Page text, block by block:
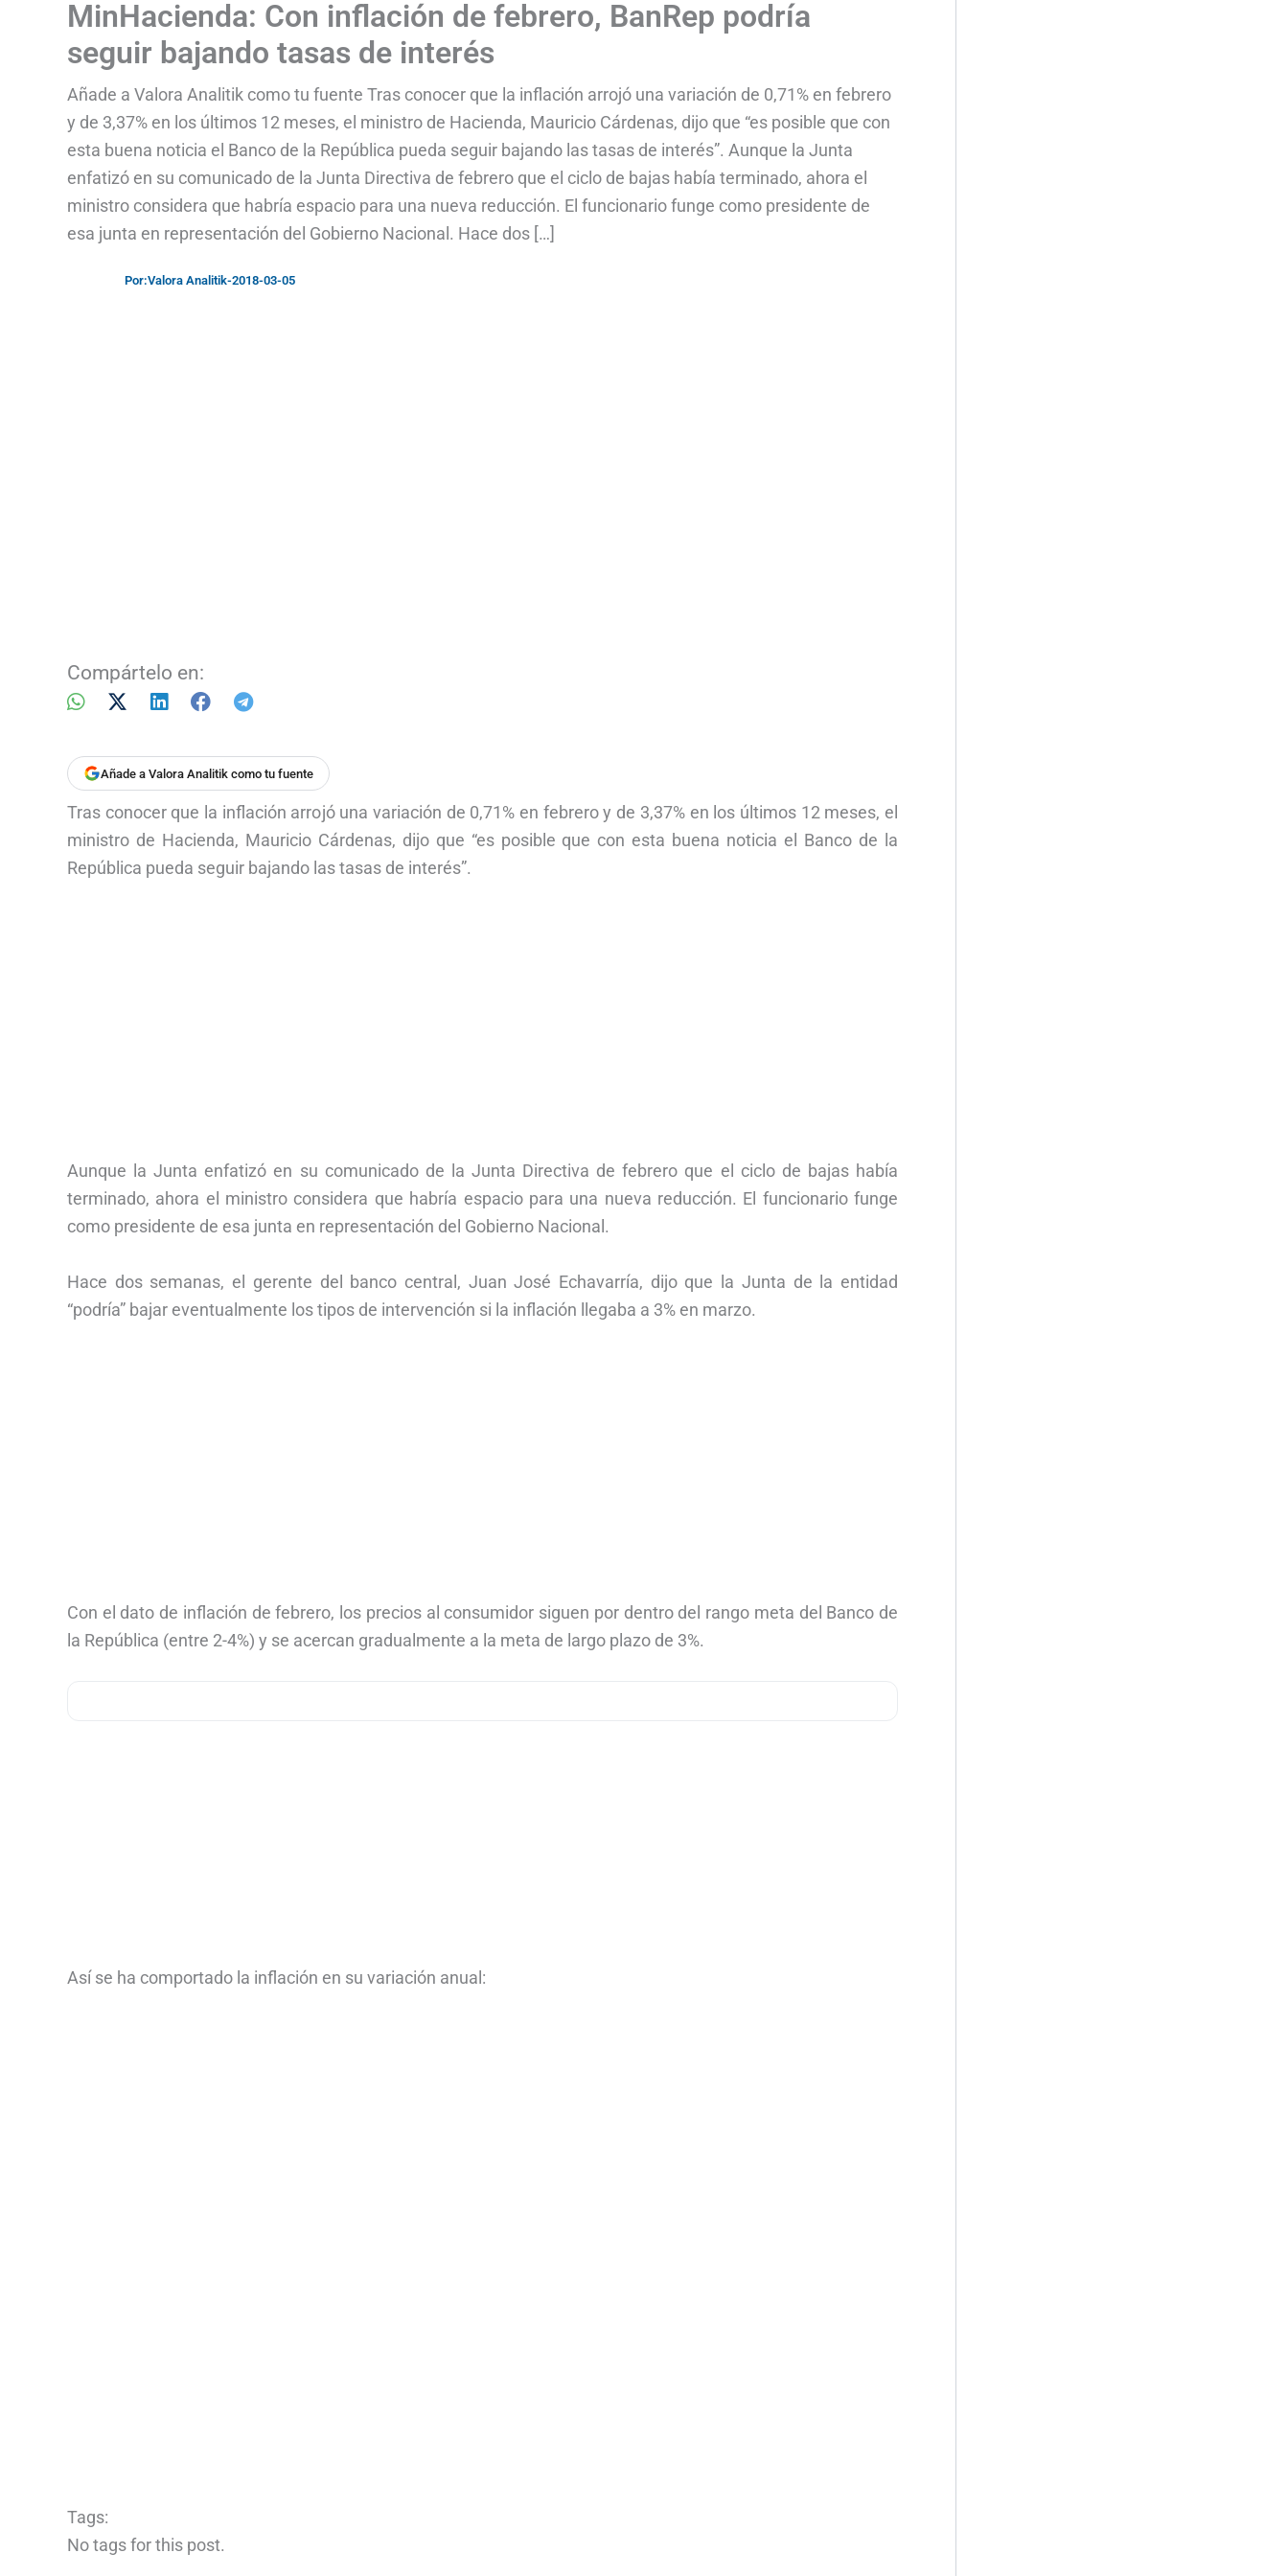
MinHacienda: Con inflación de febrero, BanRep podría
seguir bajando tasas de interés
Añade a Valora Analitik como tu fuente Tras conocer que la inflación arrojó una variación de 0,71% en febrero
y de 3,37% en los últimos 12 meses, el ministro de Hacienda, Mauricio Cárdenas, dijo que “es posible que con
esta buena noticia el Banco de la República pueda seguir bajando las tasas de interés”. Aunque la Junta
enfatizó en su comunicado de la Junta Directiva de febrero que el ciclo de bajas había terminado, ahora el
ministro considera que habría espacio para una nueva reducción. El funcionario funge como presidente de
esa junta en representación del Gobierno Nacional. Hace dos […]
Por:Valora Analitik-2018-03-05
Compártelo en:
Añade a Valora Analitik como tu fuente
Tras conocer que la inflación arrojó una variación de 0,71% en febrero y de 3,37% en los últimos 12 meses, el
ministro de Hacienda, Mauricio Cárdenas, dijo que “es posible que con esta buena noticia el Banco de la
República pueda seguir bajando las tasas de interés”.
Aunque la Junta enfatizó en su comunicado de la Junta Directiva de febrero que el ciclo de bajas había
terminado, ahora el ministro considera que habría espacio para una nueva reducción. El funcionario funge
como presidente de esa junta en representación del Gobierno Nacional.
Hace dos semanas, el gerente del banco central, Juan José Echavarría, dijo que la Junta de la entidad
“podría” bajar eventualmente los tipos de intervención si la inflación llegaba a 3% en marzo.
Con el dato de inflación de febrero, los precios al consumidor siguen por dentro del rango meta del Banco de
la República (entre 2-4%) y se acercan gradualmente a la meta de largo plazo de 3%.
Así se ha comportado la inflación en su variación anual:
Tags:
No tags for this post.